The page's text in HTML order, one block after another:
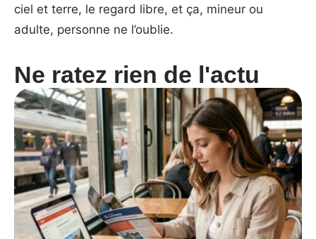
ciel et terre, le regard libre, et ça, mineur ou
adulte, personne ne l’oublie.
Ne ratez rien de l'actu